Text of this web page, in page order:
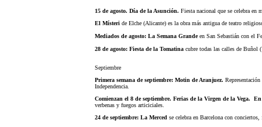
15 de agosto. Día de la Asunción. Fiesta nacional que se celebra en
El Místeri de Elche (Alicante) es la obra más antigua de teatro
Mediados de agosto: La Semana Grandeen San Sebastián con el
28 de agosto: Fiesta de la Tomatina cubre todas las calles de Buñol
Septiembre
Primera semana de septiembre: Motin de Aranjuez.
Independencia.
Comienzan el 8 de septiembre. Ferias de la Virgen de la Vega.
En
verbenas y fuegos articiciales.
24 de septiembre: La Merced se celebra en Barcelona con